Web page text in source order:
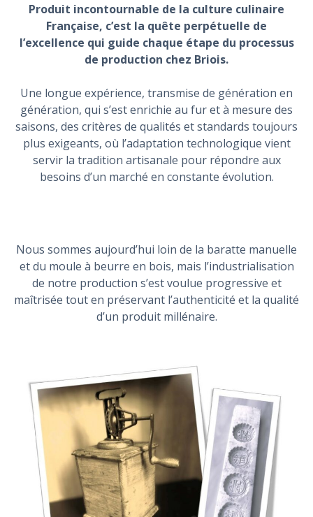
Produit incontournable de la culture culinaire
Française, c’est la quête perpétuelle de
l’excellence qui guide chaque étape du processus
de production chez Briois.
Une longue expérience, transmise de génération en
génération, qui s’est enrichie au fur et à mesure des
saisons, des critères de qualités et standards toujours
plus exigeants, où l’adaptation technologique vient
servir la tradition artisanale pour répondre aux
besoins d’un marché en constante évolution.
Nous sommes aujourd’hui loin de la baratte manuelle
et du moule à beurre en bois, mais l’industrialisation
de notre production s’est voulue progressive et
maîtrisée tout en préservant l’authenticité et la qualité
d’un produit millénaire.